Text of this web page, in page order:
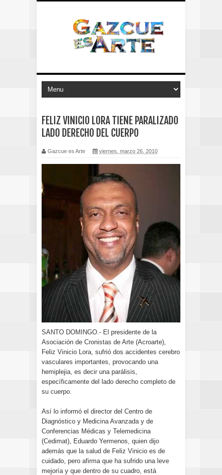
FELIZ VINICIO LORA TIENE PARALIZADO
LADO DERECHO DEL CUERPO
Gazcue es Arte viernes, marzo 26, 2010
SANTO DOMINGO.- El presidente de la
Asociación de Cronistas de Arte (Acroarte),
Feliz Vinicio Lora, sufrió dos accidentes cerebro
vasculares importantes, provocando una
hemiplejia, es decir una parálisis,
específicamente del lado derecho completo de
su cuerpo.
Así lo informó el director del Centro de
Diagnóstico y Medicina Avanzada y de
Conferencias Médicas y Telemedicina
(Cedimat), Eduardo Yermenos, quien dijo
además que la salud de Feliz Vinicio es de
cuidado, pero afirma que ha sufrido una leve
mejoría y que dentro de su cuadro, está